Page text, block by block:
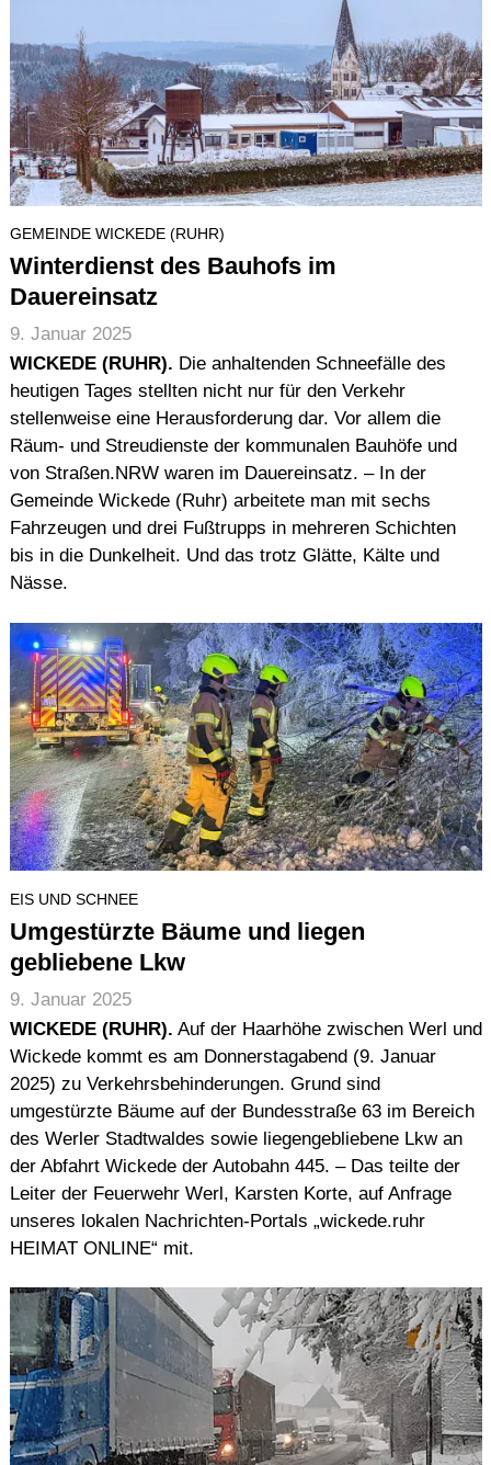
GEMEINDE WICKEDE (RUHR)
Winterdienst des Bauhofs im
Dauereinsatz
9. Januar 2025
WICKEDE (RUHR). Die anhaltenden Schneefälle des
heutigen Tages stellten nicht nur für den Verkehr
stellenweise eine Herausforderung dar. Vor allem die
Räum- und Streudienste der kommunalen Bauhöfe und
von Straßen.NRW waren im Dauereinsatz. – In der
Gemeinde Wickede (Ruhr) arbeitete man mit sechs
Fahrzeugen und drei Fußtrupps in mehreren Schichten
bis in die Dunkelheit. Und das trotz Glätte, Kälte und
Nässe.
EIS UND SCHNEE
Umgestürzte Bäume und liegen
gebliebene Lkw
9. Januar 2025
WICKEDE (RUHR). Auf der Haarhöhe zwischen Werl und
Wickede kommt es am Donnerstagabend (9. Januar
2025) zu Verkehrsbehinderungen. Grund sind
umgestürzte Bäume auf der Bundesstraße 63 im Bereich
des Werler Stadtwaldes sowie liegengebliebene Lkw an
der Abfahrt Wickede der Autobahn 445. – Das teilte der
Leiter der Feuerwehr Werl, Karsten Korte, auf Anfrage
unseres lokalen Nachrichten-Portals „wickede.ruhr
HEIMAT ONLINE“ mit.